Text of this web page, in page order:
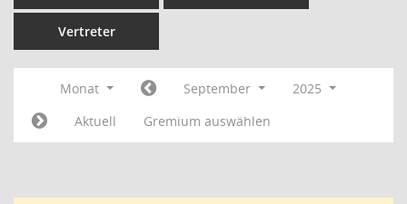
Vertreter
Monat September
2025
Aktuell
Gremium auswählen